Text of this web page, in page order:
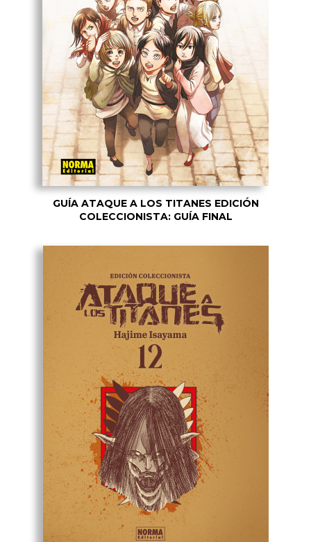
GUÍA ATAQUE A LOS TITANES EDICIÓN
COLECCIONISTA: GUÍA FINAL